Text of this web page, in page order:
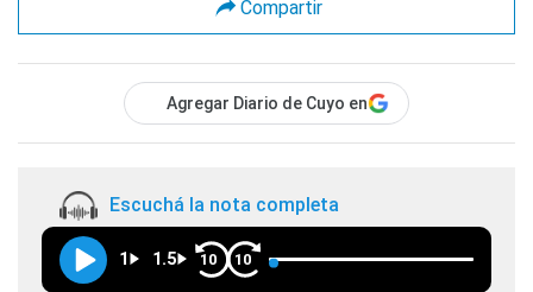
Compartir
Agregar Diario de Cuyo en
Escuchá la nota completa
1 1.5 10 10